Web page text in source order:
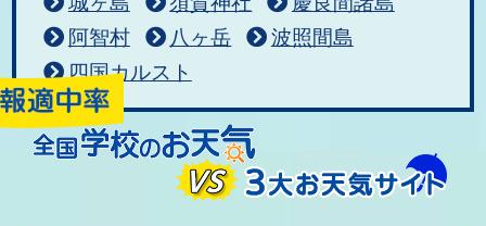
阿智村
八ヶ岳
波照間島
四国カルスト